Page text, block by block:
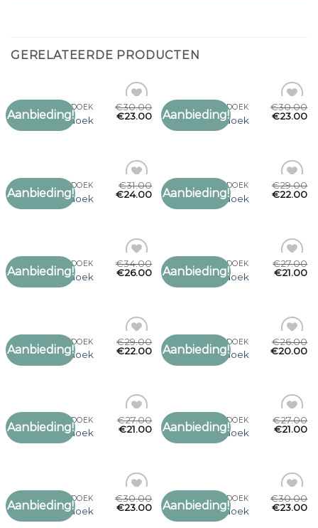
GERELATEERDE PRODUCTEN
Aanbieding!
Toevoegen
SJAAL OMSLAGDOEK
sjaal omslagdoek
€30.00
€23.00 Aanbieding!
Toevoegen
SJAAL OMSLAGDOEK
sjaal omslagdoek
€30.00
€23.00
Aanbieding!
Toevoegen
SJAAL OMSLAGDOEK
sjaal omslagdoek
€31.00
€24.00 Aanbieding!
Toevoegen
SJAAL OMSLAGDOEK
sjaal omslagdoek
€29.00
€22.00
Aanbieding!
Toevoegen
SJAAL OMSLAGDOEK
sjaal omslagdoek
€34.00
€26.00 Aanbieding!
Toevoegen
SJAAL OMSLAGDOEK
sjaal omslagdoek
€27.00
€21.00
Aanbieding!
Toevoegen
SJAAL OMSLAGDOEK
sjaal omslagdoek
€29.00
€22.00 Aanbieding!
Toevoegen
SJAAL OMSLAGDOEK
sjaal omslagdoek
€26.00
€20.00
Aanbieding!
Toevoegen
SJAAL OMSLAGDOEK
sjaal omslagdoek
€27.00
€21.00 Aanbieding!
Toevoegen
SJAAL OMSLAGDOEK
sjaal omslagdoek
€27.00
€21.00
Aanbieding!
Toevoegen
SJAAL OMSLAGDOEK
sjaal omslagdoek
€30.00
€23.00 Aanbieding!
Toevoegen
SJAAL OMSLAGDOEK
sjaal omslagdoek
€30.00
€23.00